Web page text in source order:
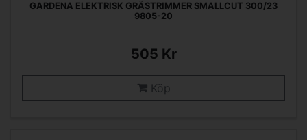
GARDENA ELEKTRISK GRÄSTRIMMER SMALLCUT 300/23
9805-20
505 Kr
Köp